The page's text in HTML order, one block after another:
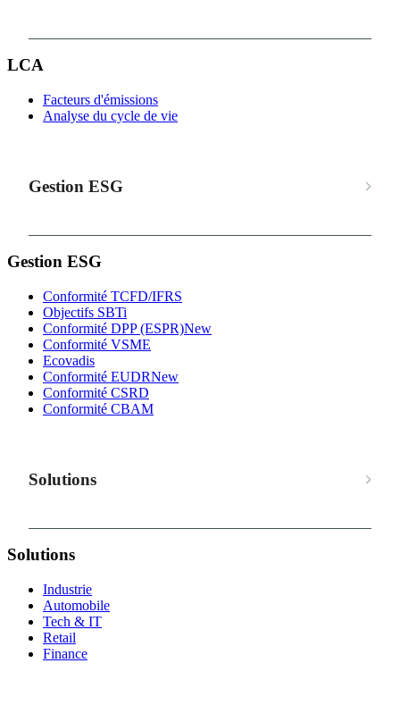
LCA
Facteurs d'émissions
Analyse du cycle de vie
Gestion ESG
Gestion ESG
Conformité TCFD/IFRS
Objectifs SBTi
Conformité DPP (ESPR)New
Conformité VSME
Ecovadis
Conformité EUDRNew
Conformité CSRD
Conformité CBAM
Solutions
Solutions
Industrie
Automobile
Tech & IT
Retail
Finance